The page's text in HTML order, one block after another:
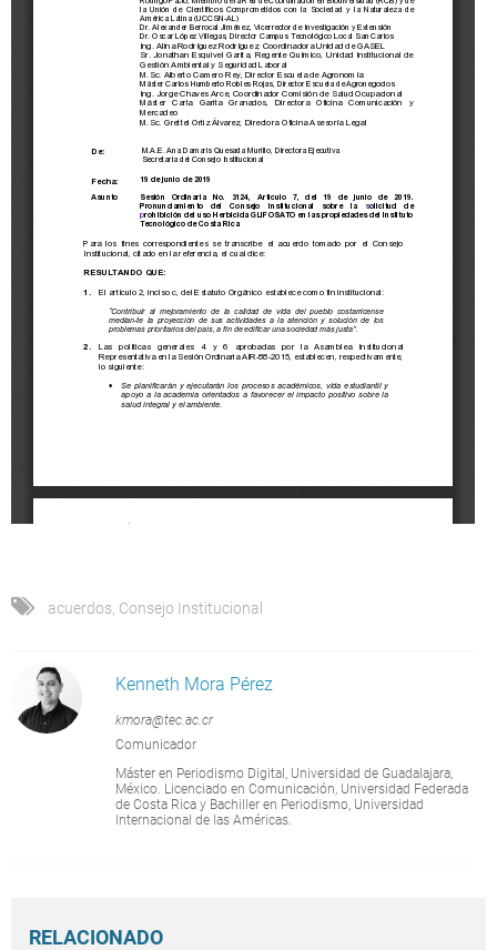
acuerdos Consejo Institucional
Kenneth Mora Pérez
kmora@tec.ac.cr
Comunicador
Máster en Periodismo Digital, Universidad de Guadalajara,
México. Licenciado en Comunicación, Universidad Federada
de Costa Rica y Bachiller en Periodismo, Universidad
Internacional de las Américas.
RELACIONADO